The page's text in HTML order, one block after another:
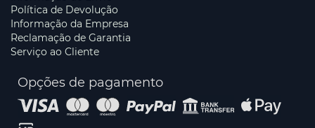
Política de Devolução
Informação da Empresa
Reclamação de Garantia
Serviço ao Cliente
Opções de pagamento